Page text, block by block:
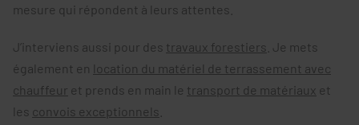
mesure qui répondent à leurs attentes.
J’interviens aussi pour des travaux forestiers . Je mets
également en location du matériel de terrassement avec
chauffeur et prends en main le transport de matériaux et
les convois exceptionnels